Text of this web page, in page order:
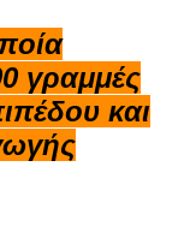
γραμμές
και